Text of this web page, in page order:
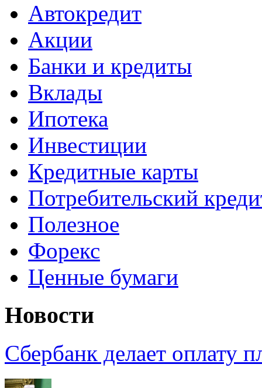
Автокредит
Акции
Банки и кредиты
Вклады
Ипотека
Инвестиции
Кредитные карты
Потребительский
Полезное
Форекс
Ценные бумаги
Новости
Сбербанк делает